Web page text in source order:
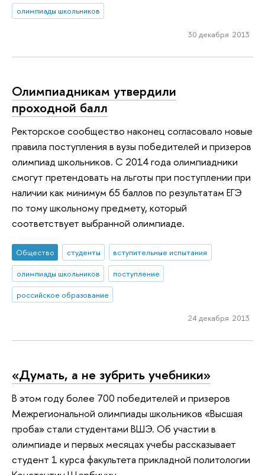
олимпиады школьников
30 декабря 2013
Олимпиадникам утвердили
проходной балл
Ректорское сообщество наконец согласовало новые
правила поступления в вузы победителей и призеров
олимпиад школьников. С 2014 года олимпиадники
смогут претендовать на льготы при поступлении при
наличии как минимум 65 баллов по результатам ЕГЭ
по тому школьному предмету, который
соответствует выбранной олимпиаде.
Общество студенты
вступительные испытания
олимпиады школьников
поступление
российское образование
24 декабря 2013
«Думать, а не зубрить учебники»
В этом году более 700 победителей и призеров
Межрегиональной олимпиады школьников «Высшая
проба» стали студентами ВШЭ. Об участии в
олимпиаде и первых месяцах учебы рассказывает
студент 1 курса факультета прикладной политологии